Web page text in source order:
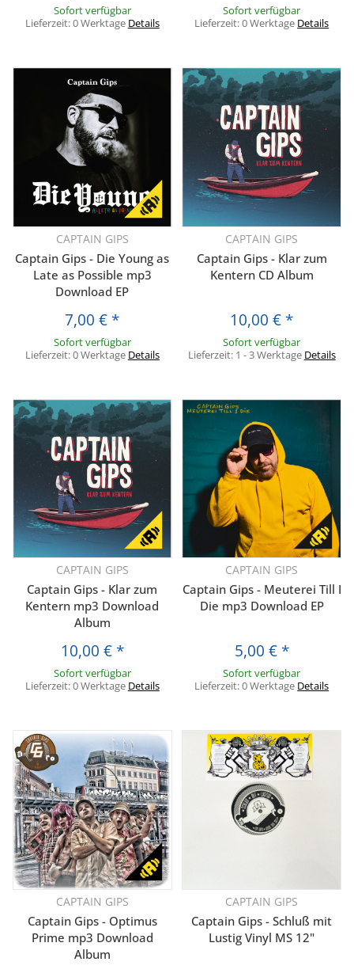
Sofort verfügbar
Lieferzeit:0 Werktage Details
Sofort verfügbar
Lieferzeit:0 Werktage Details
CAPTAIN GIPS
Captain Gips - Die Young as
Late as Possible mp3
Download EP
7,00 € *
Sofort verfügbar
Lieferzeit:0 Werktage Details
CAPTAIN GIPS
Captain Gips - Klar zum
Kentern CD Album
10,00 € *
Sofort verfügbar
Lieferzeit: 1 - 3 Werktage Details
CAPTAIN GIPS
Captain Gips - Klar zum
Kentern mp3 Download
Album
10,00 € *
Sofort verfügbar
Lieferzeit:0 Werktage Details
CAPTAIN GIPS
Captain Gips - Meuterei Till I
Die mp3 Download EP
5,00 € *
Sofort verfügbar
Lieferzeit:0 Werktage Details
CAPTAIN GIPS
Captain Gips - Optimus
Prime mp3 Download
Album
CAPTAIN GIPS
Captain Gips - Schluß mit
Lustig Vinyl MS 12"